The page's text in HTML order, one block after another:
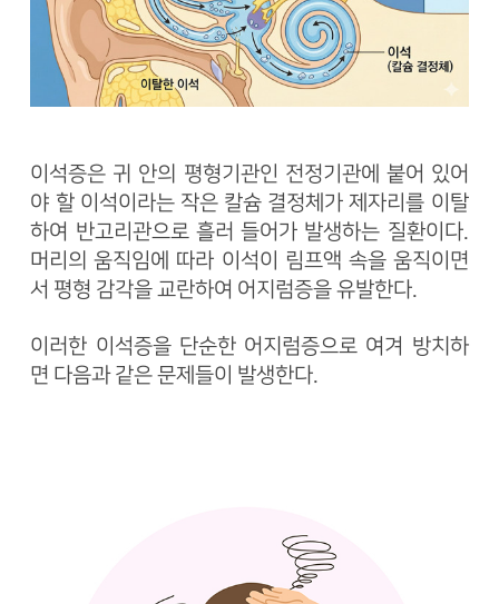
이석증은 귀 안의 평형기관인 전정기관에 붙어 있어
야 할 이석이라는 작은 칼슘 결정체가 제자리를 이탈
하여 반고리관으로 흘러 들어가 발생하는 질환이다.
머리의 움직임에 따라 이석이 림프액 속을 움직이면
서 평형 감각을 교란하여 어지럼증을 유발한다.
이러한 이석증을 단순한 어지럼증으로 여겨 방치하
면 다음과 같은 문제들이 발생한다.